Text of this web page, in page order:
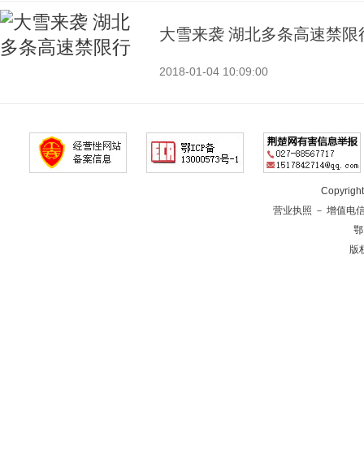
大雪来袭 湖北多条高速禁限
2018-01-04 10:09:00
营业执照 － 增值电
版